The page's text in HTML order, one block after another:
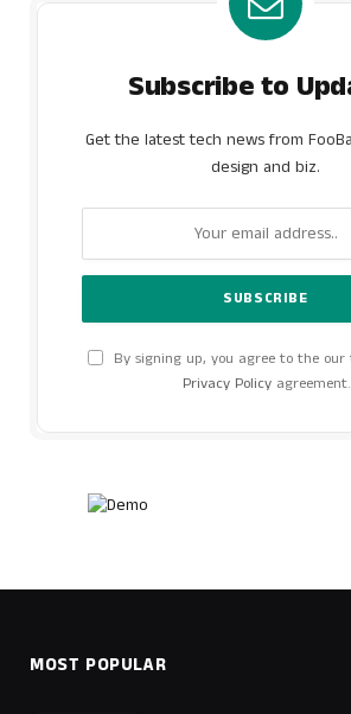
Subscribe to
Get the latest tech news from
design and biz.
By signing up, you agree to the
Privacy Policyagreement.
MOST POPULAR